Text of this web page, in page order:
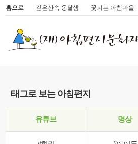
홈으로 깊은산속 옹달샘 꽃피는 아침마을
태그로 보는 아침편지
유튜브 명상